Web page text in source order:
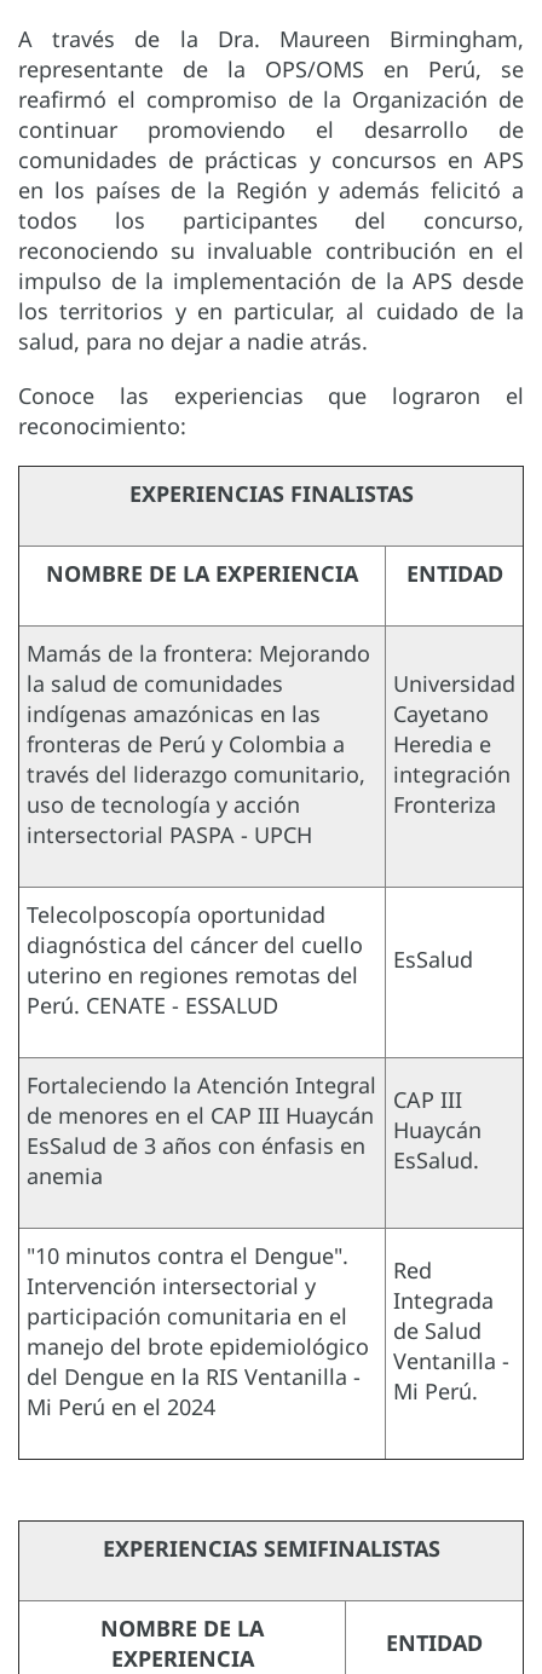
A través de la Dra. Maureen Birmingham,
representante de la OPS/OMS en Perú, se
reafirmó el compromiso de la Organización de
continuar promoviendo el desarrollo de
comunidades de prácticas y concursos en APS
en los países de la Región y además felicitó a
todos los participantes del concurso,
reconociendo su invaluable contribución en el
impulso de la implementación de la APS desde
los territorios y en particular, al cuidado de la
salud, para no dejar a nadie atrás.
Conoce las experiencias que lograron el
reconocimiento:
EXPERIENCIAS FINALISTAS
NOMBRE DE LA EXPERIENCIA ENTIDAD
Mamás de la frontera: Mejorando
la salud de comunidades
indígenas amazónicas en las
fronteras de Perú y Colombia a
través del liderazgo comunitario,
uso de tecnología y acción
intersectorial PASPA - UPCH
Universidad
Cayetano
Heredia e
integración
Fronteriza
Telecolposcopía oportunidad
diagnóstica del cáncer del cuello
uterino en regiones remotas del
Perú. CENATE - ESSALUD
EsSalud
Fortaleciendo la Atención Integral
de menores en el CAP III Huaycán
EsSalud de 3 años con énfasis en
anemia
CAP III
Huaycán
EsSalud.
"10 minutos contra el Dengue".
Intervención intersectorial y
participación comunitaria en el
manejo del brote epidemiológico
del Dengue en la RIS Ventanilla -
Mi Perú en el 2024
Red
Integrada
de Salud
Ventanilla -
Mi Perú.
EXPERIENCIAS SEMIFINALISTAS
NOMBRE DE LA
EXPERIENCIA
ENTIDAD